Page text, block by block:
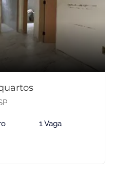
1 Vaga